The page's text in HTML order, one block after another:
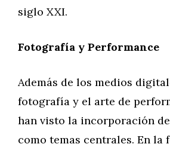
siglo XXI.
Fotografía y Performance
Además de los medios
fotografía y el arte de
han visto la incorporación
como temas centrales. En la